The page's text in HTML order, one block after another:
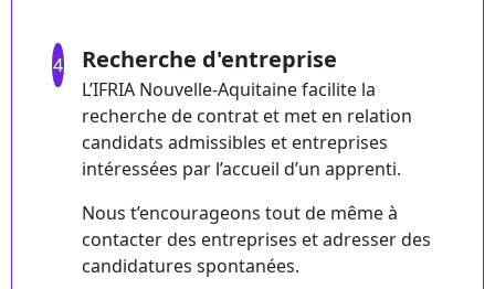
4 Recherche d'entreprise
L’IFRIA Nouvelle-Aquitaine facilite la
recherche de contrat et met en relation
candidats admissibles et entreprises
intéressées par l’accueil d’un apprenti.
Nous t’encourageons tout de même à
contacter des entreprises et adresser des
candidatures spontanées.